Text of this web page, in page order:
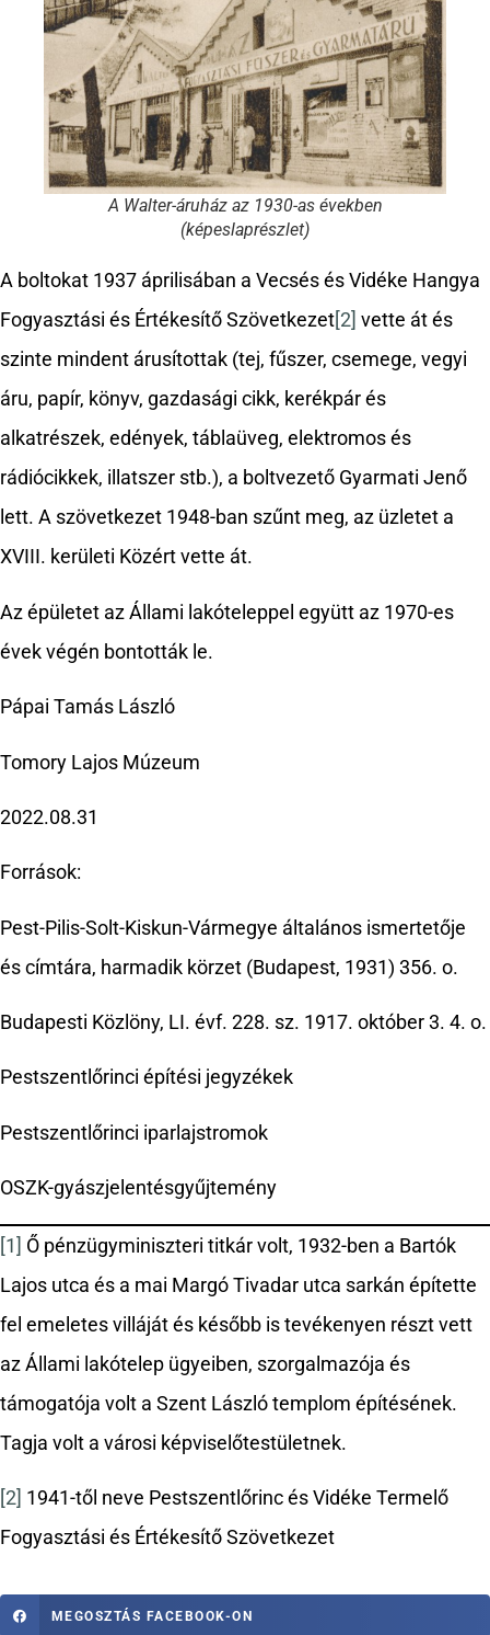
A Walter-áruház az 1930-as években
(képeslaprészlet)
A boltokat 1937 áprilisában a Vecsés és Vidéke Hangya
Fogyasztási és Értékesítő Szövetkezet [2] vette át és
szinte mindent árusítottak (tej, fűszer, csemege, vegyi
áru, papír, könyv, gazdasági cikk, kerékpár és
alkatrészek, edények, táblaüveg, elektromos és
rádiócikkek, illatszer stb.), a boltvezető Gyarmati Jenő
lett. A szövetkezet 1948-ban szűnt meg, az üzletet a
XVIII. kerületi Közért vette át.
Az épületet az Állami lakóteleppel együtt az 1970-es
évek végén bontották le.
Pápai Tamás László
Tomory Lajos Múzeum
2022.08.31
Források:
Pest-Pilis-Solt-Kiskun-Vármegye általános ismertetője
és címtára, harmadik körzet (Budapest, 1931) 356. o.
Budapesti Közlöny, LI. évf. 228. sz. 1917. október 3. 4. o.
Pestszentlőrinci építési jegyzékek
Pestszentlőrinci iparlajstromok
OSZK-gyászjelentésgyűjtemény
[1] Ő pénzügyminiszteri titkár volt, 1932-ben a Bartók
Lajos utca és a mai Margó Tivadar utca sarkán építette
fel emeletes villáját és később is tevékenyen részt vett
az Állami lakótelep ügyeiben, szorgalmazója és
támogatója volt a Szent László templom építésének.
Tagja volt a városi képviselőtestületnek.
[2] 1941-től neve Pestszentlőrinc és Vidéke Termelő
Fogyasztási és Értékesítő Szövetkezet
MEGOSZTÁS FACEBOOK-ON